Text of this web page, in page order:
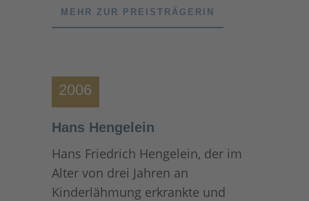
MEHR ZUR PREISTRÄGERIN
2006
Hans Hengelein
Hans Friedrich Hengelein, der im
Alter von drei Jahren an
Kinderlähmung erkrankte und